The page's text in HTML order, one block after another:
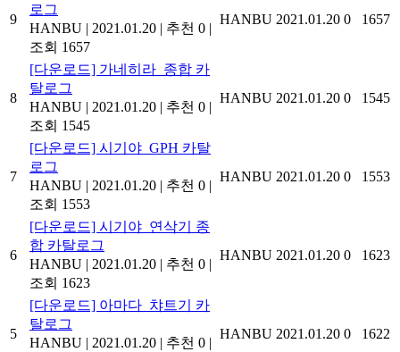
9
로그
HANBU | 2021.01.20 | 추천 0 |
조회 1657
HANBU 2021.01.20 0 1657
8
[다운로드] 가네히라_종합 카
탈로그
HANBU | 2021.01.20 | 추천 0 |
조회 1545
HANBU 2021.01.20 0 1545
7
[다운로드] 시기야_GPH 카탈
로그
HANBU | 2021.01.20 | 추천 0 |
조회 1553
HANBU 2021.01.20 0 1553
6
[다운로드] 시기야_연삭기 종
합 카탈로그
HANBU | 2021.01.20 | 추천 0 |
조회 1623
HANBU 2021.01.20 0 1623
5
[다운로드] 아마다_챠트기 카
탈로그
HANBU | 2021.01.20 | 추천 0 |
HANBU 2021.01.20 0 1622